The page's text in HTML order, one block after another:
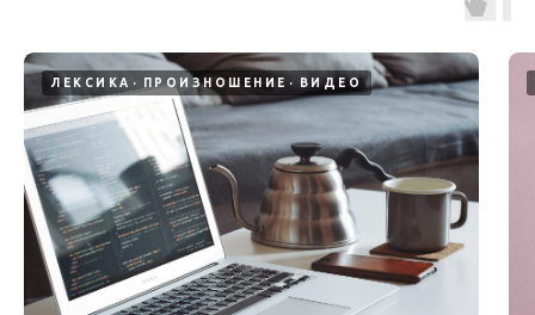
ЛЕКСИКА ПРОИЗНОШЕНИЕ ВИДЕО